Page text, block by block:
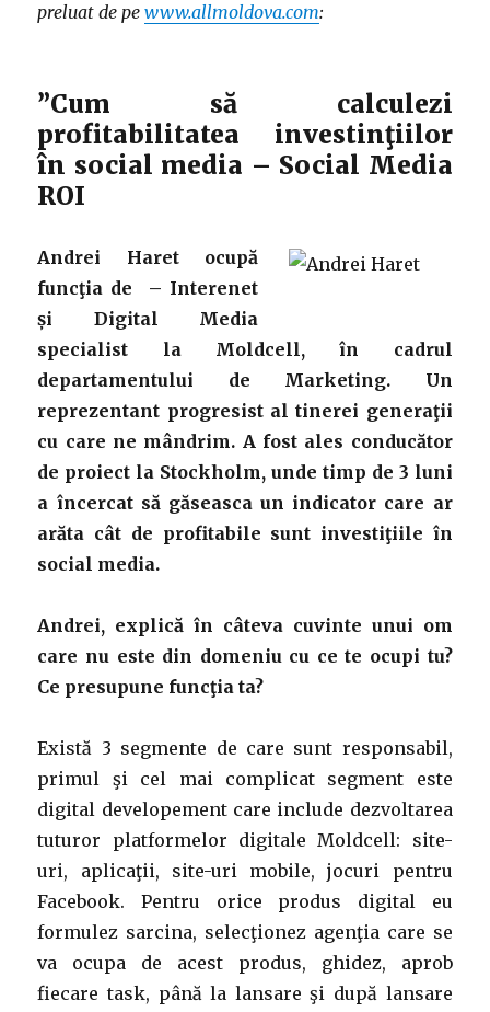
preluat de pewww.allmoldova.com:
”Cum să calculezi
profitabilitatea investinţiilor
în social media – Social Media
ROI
Andrei Haret ocupă
funcţia de – Interenet
și Digital Media
specialist la Moldcell, în cadrul
departamentului de Marketing. Un
reprezentant progresist al tinerei generaţii
cu care ne mândrim. A fost ales conducător
de proiect la Stockholm, unde timp de 3 luni
a încercat să găseasca un indicator care ar
arăta cât de profitabile sunt investiţiile în
social media.
Andrei, explică în câteva cuvinte unui om
care nu este din domeniu cu ce te ocupi tu?
Ce presupune funcţia ta?
Există 3 segmente de care sunt responsabil,
primul şi cel mai complicat segment este
digital developement care include dezvoltarea
tuturor platformelor digitale Moldcell: site-
uri, aplicaţii, site-uri mobile, jocuri pentru
Facebook. Pentru orice produs digital eu
formulez sarcina, selecţionez agenţia care se
va ocupa de acest produs, ghidez, aprob
fiecare task, până la lansare şi după lansare